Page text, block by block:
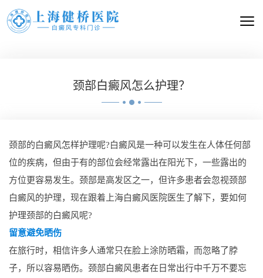
颈部白癜风怎么护理？
颈部的白癜风怎样护理呢?白癜风是一种可以发生在人体任何部
位的疾病，但由于有的部位会经常露出在阳光下，一些露出的
方位更容易发生。颈部是高发区之一，但许多患者会忽视颈部
白癜风的护理，现在跟着上海白癜风医院医生了解下，要如何
护理颈部的白癜风呢?
留意避免晒伤
在旅行时，相信许多人通常只在脸上涂防晒霜，而忽略了脖
子，所以容易晒伤。颈部白癜风患者在日常出行中千万不要忘